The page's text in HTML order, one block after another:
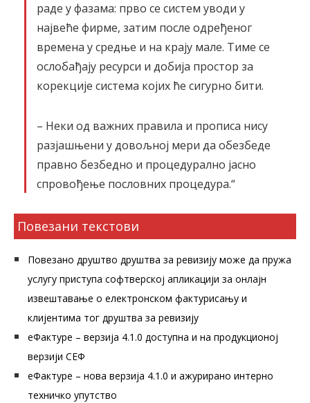
раде у фазама: прво се систем уводи у
највеће фирме, затим после одређеног
времена у средње и на крају мале. Тиме се
ослобађају ресурси и добија простор за
корекције система којих ће сигурно бити.
– Неки од важних правила и прописа нису
разјашњени у довољној мери да обезбеде
правно безбедно и процедурално јасно
спровођење пословних процедура.“
Повезани текстови
Повезано друштво друштва за ревизију може да пружа
услугу приступа софтверској апликацији за онлајн
извештавање о електронском фактурисању и
клијентима тог друштва за ревизију
еФактуре – верзија 4.1.0 доступна и на продукционој
верзији СЕФ
еФактуре – нова верзија 4.1.0 и ажурирано интерно
техничко упутство